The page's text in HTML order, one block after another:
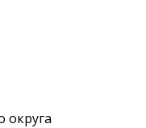
округа